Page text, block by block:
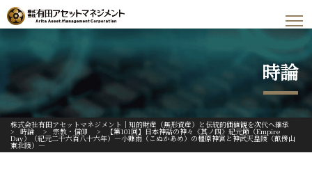
時論
株式会社有田アセットマネジメント｜知的財産（無形資産）と伝統的価値観を次代へ継承
> 時論 > 宗教・信仰 > 【第101回】日本神話の神々《其ノ四》紀元節（Empire
Day）（紀元二千六百八十六年）―小糠雨（こぬかあめ）の橿原神宮と神武天皇陵（畝傍山
東北陵）―